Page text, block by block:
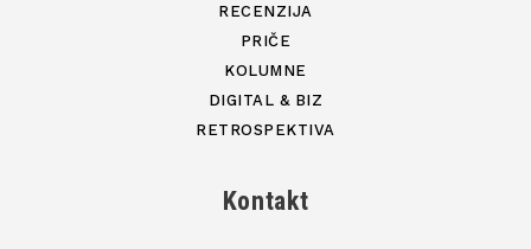
RECENZIJA
PRIČE
KOLUMNE
DIGITAL & BIZ
RETROSPEKTIVA
Kontakt